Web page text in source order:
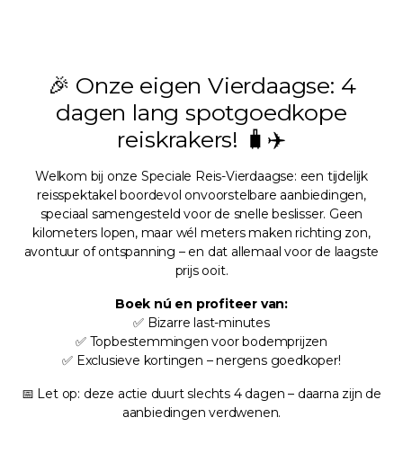
🎉 Onze eigen Vierdaagse: 4
dagen lang spotgoedkope
reiskrakers! 🧳✈️
Welkom bij onze Speciale Reis-Vierdaagse: een tijdelijk
reisspektakel boordevol onvoorstelbare aanbiedingen,
speciaal samengesteld voor de snelle beslisser. Geen
kilometers lopen, maar wél meters maken richting zon,
avontuur of ontspanning – en dat allemaal voor de laagste
prijs ooit.
Boek nú en profiteer van:
✅ Bizarre last-minutes
✅ Topbestemmingen voor bodemprijzen
✅ Exclusieve kortingen – nergens goedkoper!
📅 Let op: deze actie duurt slechts 4 dagen – daarna zijn de
aanbiedingen verdwenen.